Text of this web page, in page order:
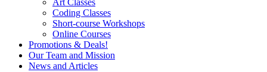
Art Classes
Coding Classes
Short-course Workshops
Online Courses
Promotions & Deals!
Our Team and Mission
News and Articles